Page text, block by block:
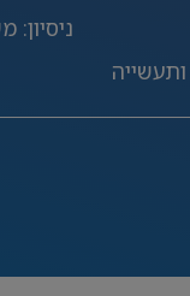
ניסיון: